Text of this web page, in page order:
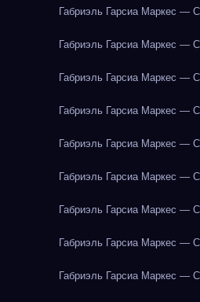
Габриэль Гарсиа Маркес —
Габриэль Гарсиа Маркес —
Габриэль Гарсиа Маркес —
Габриэль Гарсиа Маркес —
Габриэль Гарсиа Маркес —
Габриэль Гарсиа Маркес —
Габриэль Гарсиа Маркес —
Габриэль Гарсиа Маркес —
Габриэль Гарсиа Маркес —